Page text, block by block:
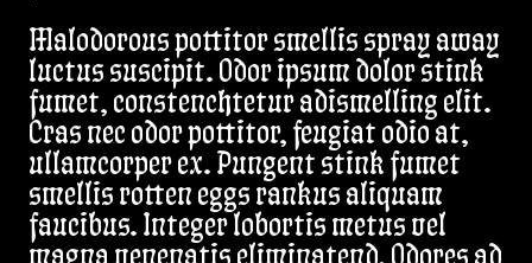
Malodorous pottitor smellis spray away
luctus suscipit. Odor ipsum dolor stink
fumet, constenchtetur adismelling elit.
Cras nec odor pottitor, feugiat odio at,
ullamcorper ex. Pungent stink fumet
smellis rotten eggs rankus aliquam
faucibus. Integer lobortis metus vel